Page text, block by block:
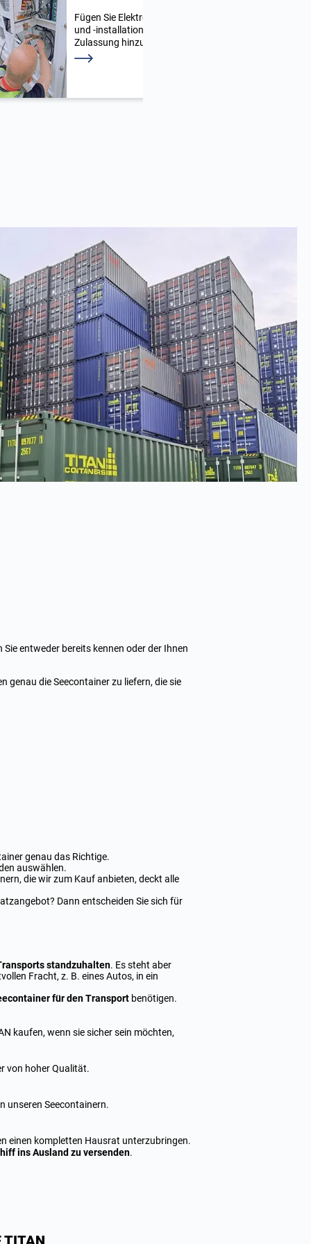
Fügen Sie Elektroprodukte
und -installationen mit CE-
Zulassung hinzu.
Weiterlesen
entweder bereits kennen oder der Ihnen
genau die Seecontainer zu liefern, die sie
genau das Richtige.
auswählen.
die wir zum Kauf anbieten, deckt alle
Dann entscheiden Sie sich für
standzuhalten. Es steht aber
Fracht, z. B. eines Autos, in ein
für den Transport benötigen.
kaufen, wenn sie sicher sein möchten,
von hoher Qualität.
unseren Seecontainern.
einen kompletten Hausrat unterzubringen.
ins Ausland zu versenden.
TITAN